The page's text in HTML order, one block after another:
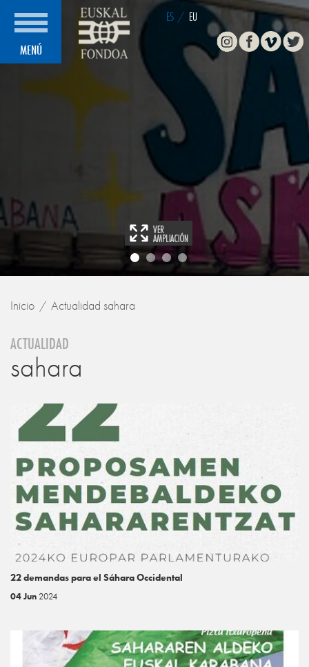
MENÚ
ES / EU
InstagramFacebook
Vimeo
Inicio Actualidad sahara
ACTUALIDAD
sahara
22 demandas para el Sáhara Occidental
04 Jun 2024